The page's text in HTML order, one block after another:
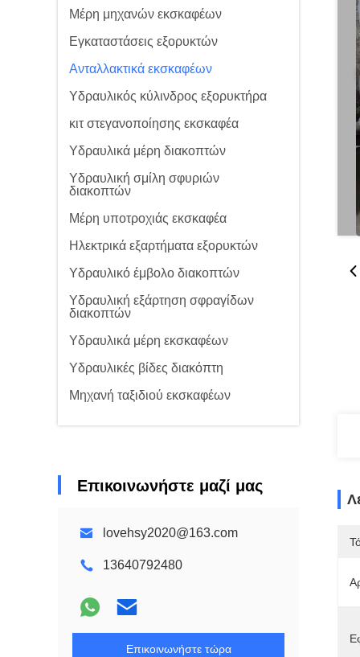
Μέρη μηχανών εκσκαφέων
Εγκαταστάσεις εξορυκτών
Ανταλλακτικά εκσκαφέων
Υδραυλικός κύλινδρος εξορυκτήρα
κιτ στεγανοποίησης εκσκαφέα
Υδραυλικά μέρη διακοπτών
Υδραυλική σμίλη σφυριών
διακοπτών
Μέρη υποτροχιάς εκσκαφέα
Ηλεκτρικά εξαρτήματα εξορυκτών
Υδραυλικό έμβολο διακοπτών
Υδραυλική εξάρτηση σφραγίδων
διακοπτών
Υδραυλικά μέρη εκσκαφέων
Υδραυλικές βίδες διακόπτη
Μηχανή ταξιδιού εκσκαφέων
Επικοινωνήστε μαζί μας
lovehsy2020@163.com
13640792480
Επικοινωνήστε τώρα